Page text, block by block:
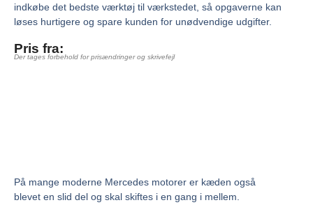
indkøbe det bedste værktøj til værkstedet, så opgaverne kan
løses hurtigere og spare kunden for unødvendige udgifter.
Pris fra:
Der tages forbehold for prisændringer og skrivefejl
På mange moderne Mercedes motorer er kæden også
blevet en slid del og skal skiftes i en gang i mellem.